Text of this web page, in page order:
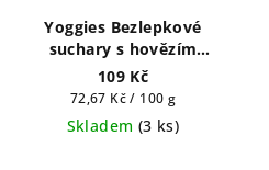
Yoggies Bezlepkové
suchary s hovězím
masem a červenou řepou
150g
109 Kč
Měrná
cena:
72,67 Kč / 100 g
Skladem (3 ks)